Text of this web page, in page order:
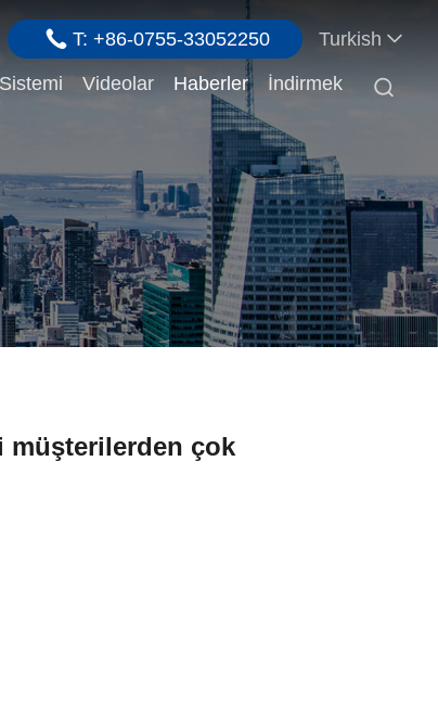
T: +86-0755-33052250 Turkish
Videolar Haberler İndirmek 
müşterilerden çok